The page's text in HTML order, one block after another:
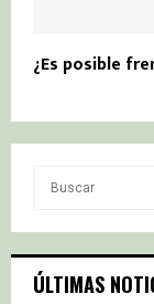
¿Es posible
c
h
ÚLTIMAS